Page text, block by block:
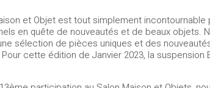
et Objet est tout simplement incontournable
en quête de nouveautés et de beaux objets.
sélection de pièces uniques et des
cette édition de Janvier 2023, la suspension